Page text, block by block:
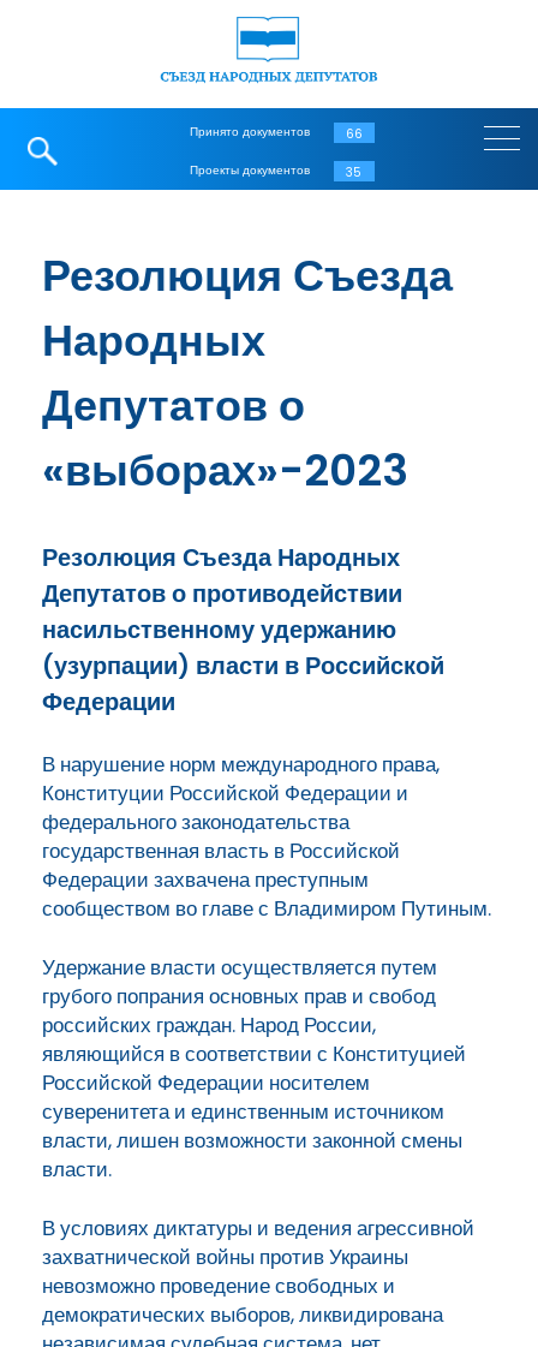
Принято документов 66
Проекты документов 35
Резолюция Съезда
Народных
Депутатов о
«выборах»-2023
Резолюция Съезда Народных
Депутатов о противодействии
насильственному удержанию
(узурпации) власти в Российской
Федерации
В нарушение норм международного права,
Конституции Российской Федерации и
федерального законодательства
государственная власть в Российской
Федерации захвачена преступным
сообществом во главе с Владимиром Путиным.
Удержание власти осуществляется путем
грубого попрания основных прав и свобод
российских граждан. Народ России,
являющийся в соответствии с Конституцией
Российской Федерации носителем
суверенитета и единственным источником
власти, лишен возможности законной смены
власти.
В условиях диктатуры и ведения агрессивной
захватнической войны против Украины
невозможно проведение свободных и
демократических выборов, ликвидирована